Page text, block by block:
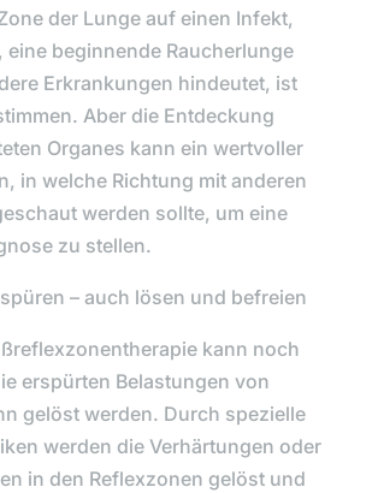
der Lunge auf einen Infekt,
eine beginnende Raucherlunge
Erkrankungen hindeutet, ist
Aber die Entdeckung
Organes kann ein wertvoller
in welche Richtung mit anderen
werden sollte, um eine
zu stellen.
– auch lösen und befreien
kann noch
erspürten Belastungen von
gelöst werden. Durch spezielle
werden die Verhärtungen oder
in den Reflexzonen gelöst und